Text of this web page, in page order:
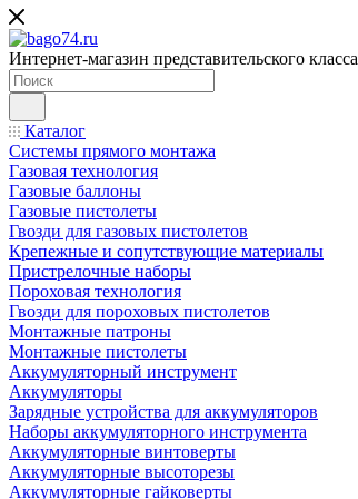
Интернет-магазин представительского класса
Каталог
Системы прямого монтажа
Газовая технология
Газовые баллоны
Газовые пистолеты
Гвозди для газовых пистолетов
Крепежные и сопутствующие материалы
Пристрелочные наборы
Пороховая технология
Гвозди для пороховых пистолетов
Монтажные патроны
Монтажные пистолеты
Аккумуляторный инструмент
Аккумуляторы
Зарядные устройства для аккумуляторов
Наборы аккумуляторного инструмента
Аккумуляторные винтоверты
Аккумуляторные высоторезы
Аккумуляторные гайковерты